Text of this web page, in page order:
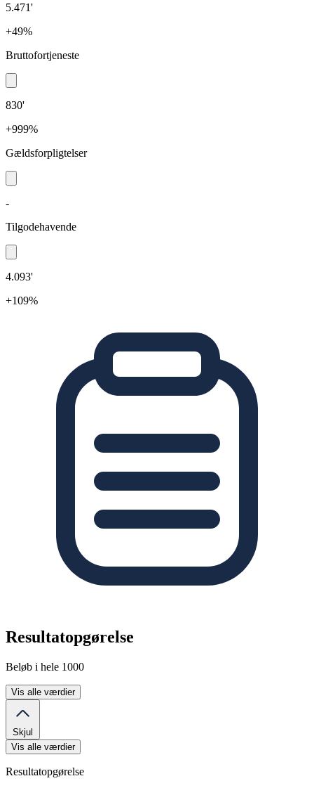
5.471'
+49%
Bruttofortjeneste
830'
+999%
Gældsforpligtelser
-
Tilgodehavende
4.093'
+109%
Resultatopgørelse
Beløb i hele 1000
Vis alle værdier
Skjul
Vis alle værdier
Resultatopgørelse